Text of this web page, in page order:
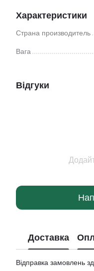
Характеристики
Страна производитель
Вага
Відгуки
Доставка
Відправка замовлень